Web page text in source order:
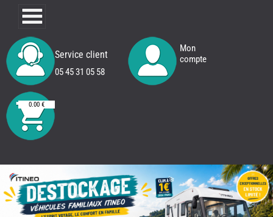
Service client
05 45 31 05 58
Mon
compte
0.00 €